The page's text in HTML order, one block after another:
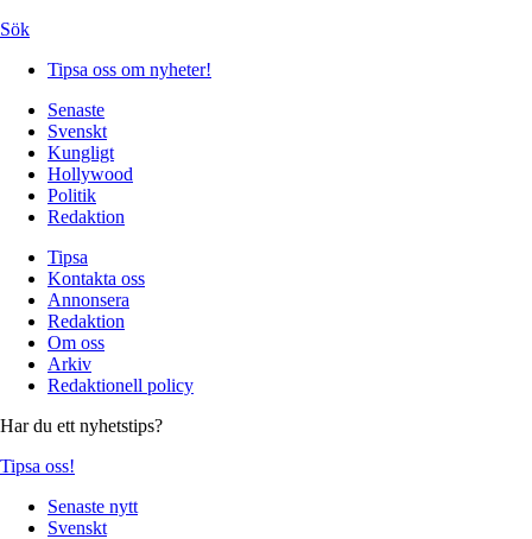
Sök
Tipsa oss om nyheter!
Senaste
Svenskt
Kungligt
Hollywood
Politik
Redaktion
Tipsa
Kontakta oss
Annonsera
Redaktion
Om oss
Arkiv
Redaktionell policy
Har du ett nyhetstips?
Tipsa oss!
Senaste nytt
Svenskt